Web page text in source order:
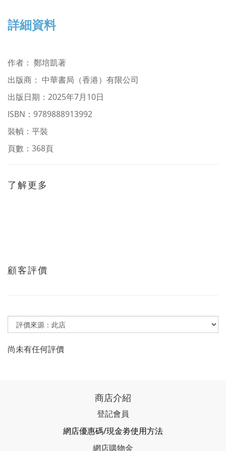
詳細資料
作者 ： 鄭培凱著
出版商： 中華書局（香港）有限公司
出版日期：2025年7月10日
ISBN： 9789888913992
裝幀：平裝
頁數：368頁
了解更多
顧客評價
尚未有任何評價
商店介紹
登記會員
網店優惠碼/現金劵使用方法
網店購物金